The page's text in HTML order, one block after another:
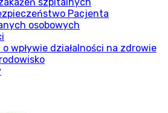
Pacjenta
osobowych
wpływie działalności na zdrowie